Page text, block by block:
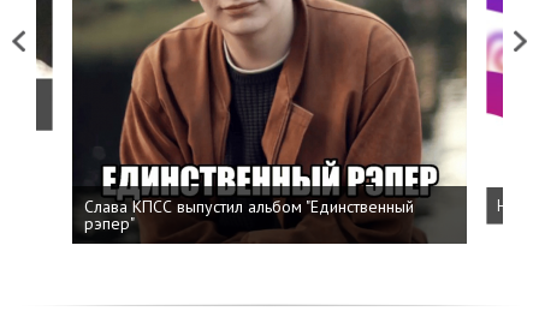
Previous
Слава КПСС выпустил альбом "Единственный
рэпер"
Next